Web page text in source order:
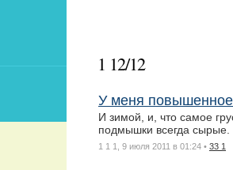
1 12/12
У меня повышенное
И зимой, и, что самое
подмышки всегда
1 1 1, 9 июля 2011 в 01:24 • 33 1